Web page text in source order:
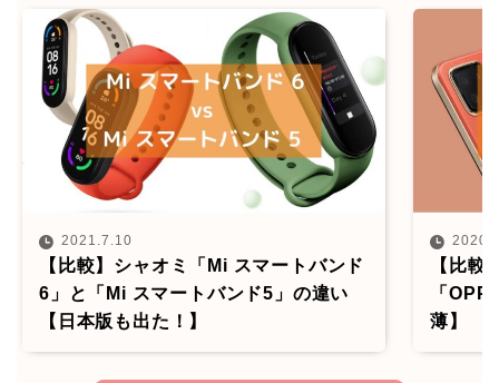
2021.7.10
【比較】シャオミ「Mi スマートバンド
6」と「Mi スマートバンド5」の違い
【日本版も出た！】
【比較
「
薄】